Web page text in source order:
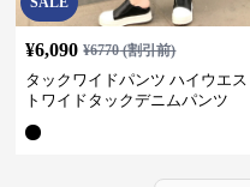
¥6,090 ¥6770(割引前)
タックワイドパンツ ハイウエス
トワイドタックデニムパンツ